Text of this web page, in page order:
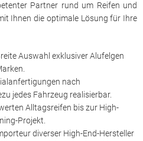
Partner rund um Reifen und
Ihnen die optimale Lösung für Ihre
Auswahl exklusiver Alufelgen
nach
jedes Fahrzeug realisierbar.
Alltagsreifen bis zur High-
Projekt.
diverser High-End-Hersteller